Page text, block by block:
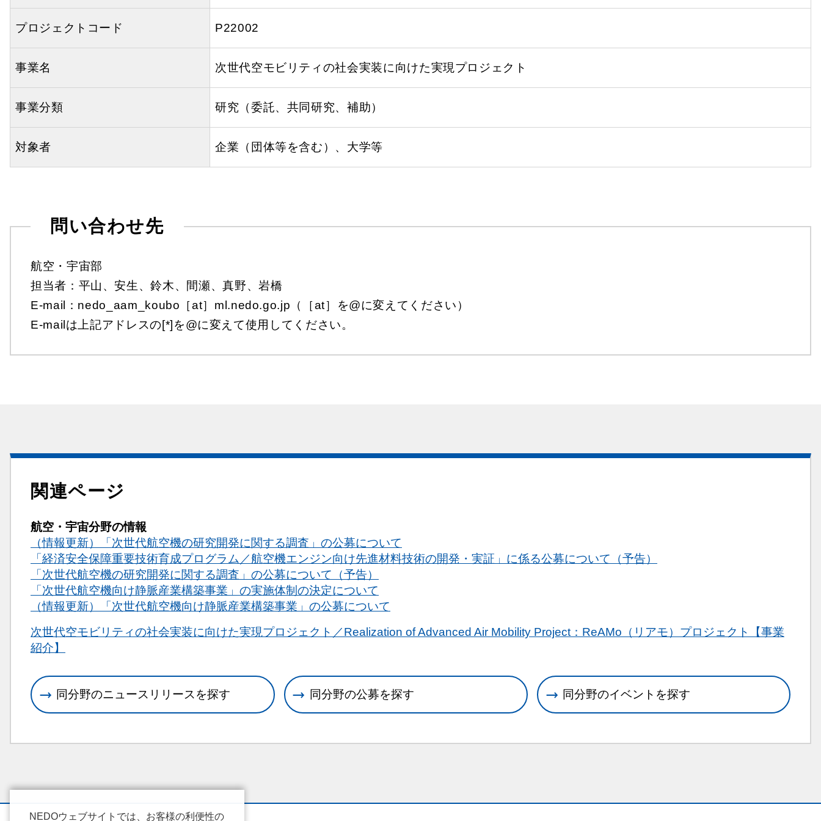
プロジェクトコード P22002
事業名 次世代空モビリティの社会実装に向けた実現プロジェクト
事業分類 研究（委託、共同研究、補助）
対象者 企業（団体等を含む）、大学等
問い合わせ先
航空・宇宙部
担当者：平山、安生、鈴木、間瀬、真野、岩橋
E-mail：nedo_aam_koubo［at］ml.nedo.go.jp（［at］を@に変えてください）
E-mailは上記アドレスの[*]を@に変えて使用してください。
関連ページ
航空・宇宙分野の情報
（情報更新）「次世代航空機の研究開発に関する調査」の公募について
「経済安全保障重要技術育成プログラム／航空機エンジン向け先進材料技術の開発・実証」に係る公募について（予告）
「次世代航空機の研究開発に関する調査」の公募について（予告）
「次世代航空機向け静脈産業構築事業」の実施体制の決定について
（情報更新）「次世代航空機向け静脈産業構築事業」の公募について
関連情報
次世代空モビリティの社会実装に向けた実現プロジェクト／Realization of Advanced Air Mobility Project：ReAMo（リアモ）プロジェクト【事業
紹介】
同分野のニュースリリースを探す 同分野の公募を探す 同分野のイベントを探す
NEDOウェブサイトでは、お客様の利便性の